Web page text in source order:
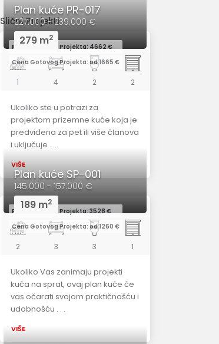
Slični Projekti
Redovna Cena Projekta: 4662 €
Cena Gotovog Projekta: od 1665 €
Plan kuće PR-017
227.000 - 239.000 €
279 m2
1 4 2 2
Ukoliko ste u potrazi za
projektom prizemne kuće koja je
predviđena za pet ili više članova
i uključuje . . .
VIŠE
Redovna Cena Projekta: 3528 €
Cena Gotovog Projekta: od 1260 €
Plan kuće SP-001
145.000 - 157.000 €
189 m2
2 3 3 1
Ukoliko Vas zanimaju projekti
kuća na sprat, ovaj plan kuće će
vas očarati svojom praktičnošću i
udobnošću . . .
VIŠE